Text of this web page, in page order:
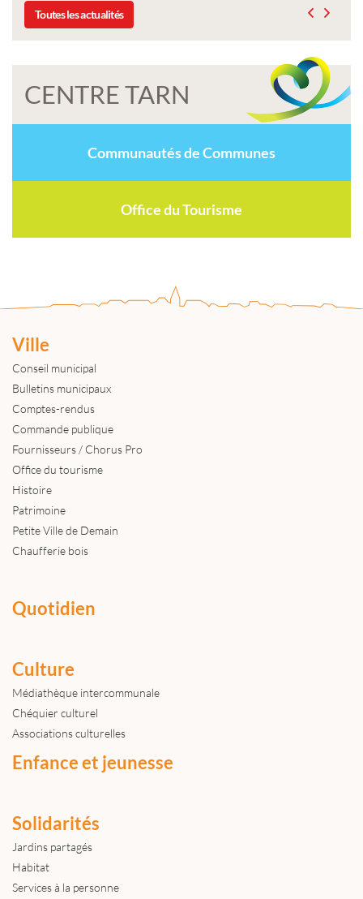
Toutes les actualités
CENTRE TARN
Communautés de Communes
Office du Tourisme
Ville
Conseil municipal
Bulletins municipaux
Comptes-rendus
Commande publique
Fournisseurs / Chorus Pro
Office du tourisme
Histoire
Patrimoine
Petite Ville de Demain
Chaufferie bois
Quotidien
Culture
Médiathèque intercommunale
Chéquier culturel
Associations culturelles
Enfance et jeunesse
Solidarités
Jardins partagés
Habitat
Services à la personne